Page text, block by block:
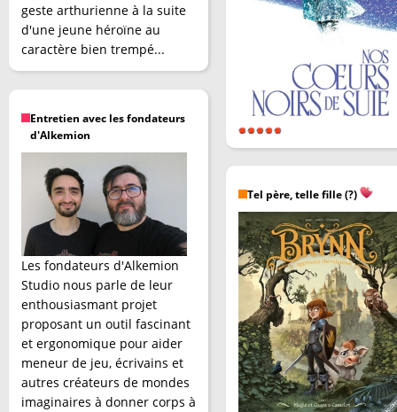
geste arthurienne à la suite
d'une jeune héroïne au
caractère bien trempé...
Entretien avec les fondateurs
d'Alkemion
Les fondateurs d'Alkemion
Studio nous parle de leur
enthousiasmant projet
proposant un outil fascinant
et ergonomique pour aider
meneur de jeu, écrivains et
autres créateurs de mondes
imaginaires à donner corps à
Tel père, telle fille (?)